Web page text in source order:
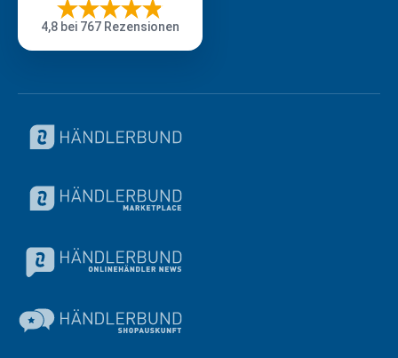
4,8 bei 767 Rezensionen